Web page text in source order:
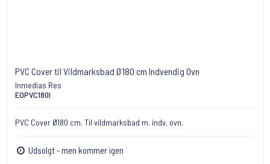
PVC Cover til Vildmarksbad Ø180 cm Indvendig Ovn
Inmedias Res
EOPVC180I
PVC Cover Ø180 cm. Til vildmarksbad m. indv. ovn.
Udsolgt - men kommer igen